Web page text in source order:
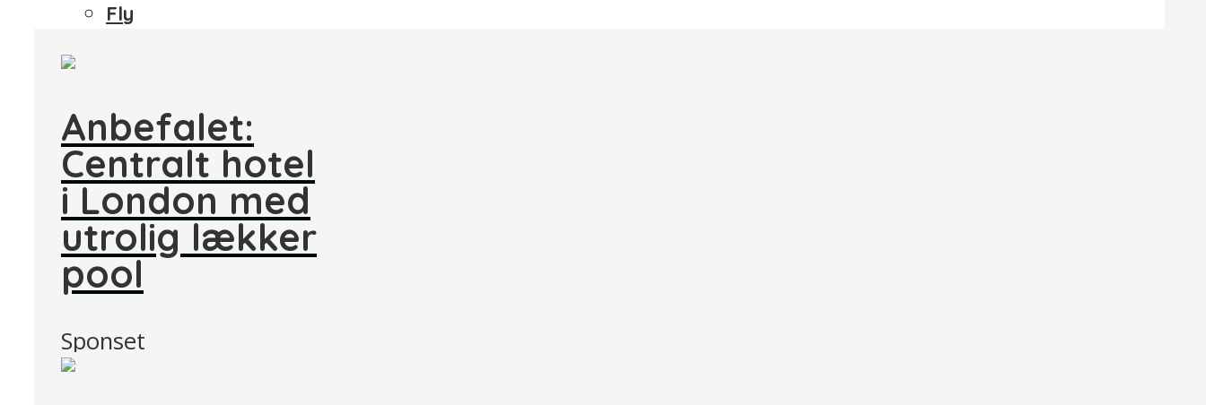
Fly
Anbefalet:
Centralt hotel
i London med
utrolig lækker
pool
Sponset